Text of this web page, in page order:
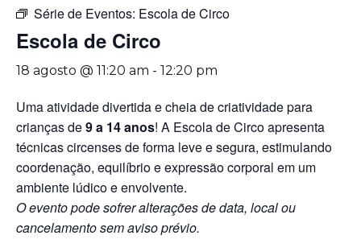
Série de Eventos: Escola de Circo
Escola de Circo
18 agosto @ 11:20 am - 12:20 pm
Uma atividade divertida e cheia de criatividade para
crianças de9 a 14 anos! A Escola de Circo apresenta
técnicas circenses de forma leve e segura, estimulando
coordenação, equilíbrio e expressão corporal em um
ambiente lúdico e envolvente.
O evento pode sofrer alterações de data, local ou
cancelamento sem aviso prévio.